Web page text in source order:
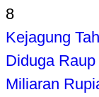
8
Kejagung
Diduga
Miliaran